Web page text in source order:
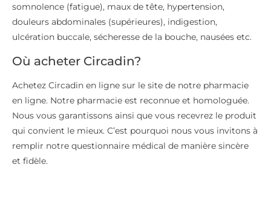
somnolence (fatigue), maux de tête, hypertension,
douleurs abdominales (supérieures), indigestion,
ulcération buccale, sécheresse de la bouche, nausées etc.
Où acheter Circadin?
Achetez Circadin en ligne sur le site de notre pharmacie
en ligne. Notre pharmacie est reconnue et homologuée.
Nous vous garantissons ainsi que vous recevrez le produit
qui convient le mieux. C’est pourquoi nous vous invitons à
remplir notre questionnaire médical de manière sincère
et fidèle.